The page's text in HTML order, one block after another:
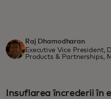
Raj Dhamodharan
Executive Vice President,
Products & Partnerships,
Insuflarea încrederii în